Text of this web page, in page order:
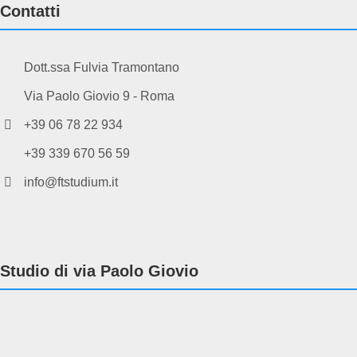
Contatti
Dott.ssa Fulvia Tramontano
Via Paolo Giovio 9 - Roma
+39 06 78 22 934
+39 339 670 56 59
info@ftstudium.it
Studio di via Paolo Giovio